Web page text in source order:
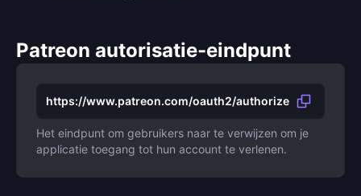
Patreon autorisatie-eindpunt
https://www.patreon.com/oauth2/authorize
Het eindpunt om gebruikers naar te verwijzen om je
applicatie toegang tot hun account te verlenen.